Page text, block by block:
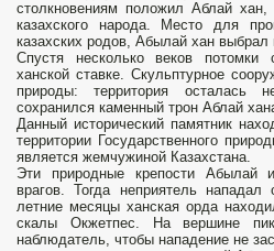
столкновениям положил Аблай
казахского народа. Место для
казахских родов, Абылай хан выбрал
Спустя несколько веков потомки
ханской ставке. Скульптурное
природы: территория
сохранился каменный трон Аблай
Данный исторический памятник
территории Государственного
является жемчужиной Казахстана.
Эти природные крепости Абылай
врагов. Тогда неприятель
летние месяцы ханская орда
скалы Окжетпес. На вершине
наблюдатель, чтобы нападение не